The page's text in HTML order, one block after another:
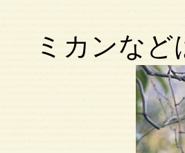
ミカンな